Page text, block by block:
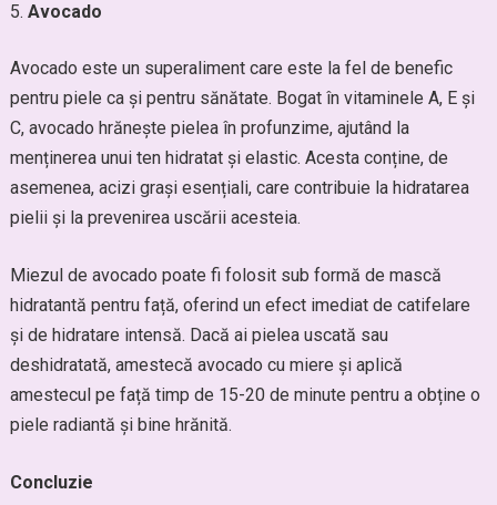
Avocado
Avocado este un superaliment care este la fel de benefic
pentru piele ca și pentru sănătate. Bogat în vitaminele A, E și
C, avocado hrănește pielea în profunzime, ajutând la
menținerea unui ten hidratat și elastic. Acesta conține, de
asemenea, acizi grași esențiali, care contribuie la hidratarea
pielii și la prevenirea uscării acesteia.
Miezul de avocado poate fi folosit sub formă de mască
hidratantă pentru față, oferind un efect imediat de catifelare
și de hidratare intensă. Dacă ai pielea uscată sau
deshidratată, amestecă avocado cu miere și aplică
amestecul pe față timp de 15-20 de minute pentru a obține o
piele radiantă și bine hrănită.
Concluzie